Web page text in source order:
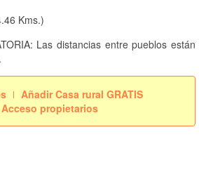
Kms.)
Las distancias entre pueblos están
Añadir Casa rural GRATIS
Acceso propietarios